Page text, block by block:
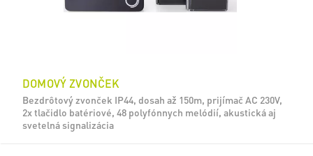
DOMOVÝ ZVONČEK
Bezdrôtový zvonček IP44, dosah až 150m, prijímač AC 230V,
2x tlačidlo batériové, 48 polyfónnych melódií, akustická aj
svetelná signalizácia